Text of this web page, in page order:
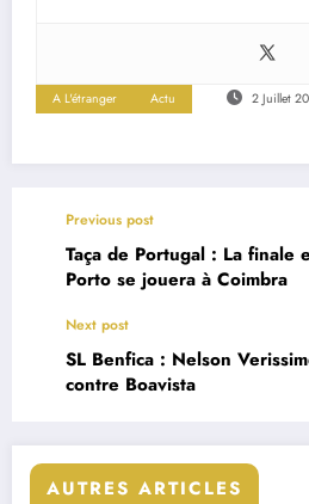
A L'étranger Actu 2 Juillet
Previous post
Taça de Portugal : La finale
Porto se jouera à Coimbra
Next post
SL Benfica : Nelson
contre Boavista
AUTRES ARTICLES